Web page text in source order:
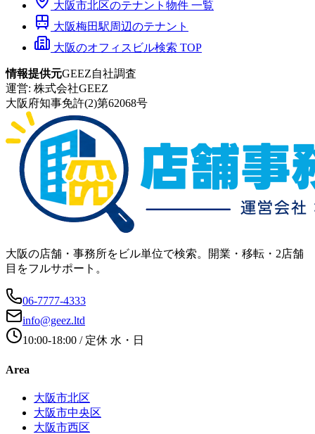
大阪市北区のテナント物件 一覧
大阪梅田駅周辺のテナント
大阪のオフィスビル検索 TOP
情報提供元GEEZ自社調査
運営: 株式会社GEEZ
大阪府知事免許(2)第62068号
大阪の店舗・事務所をビル単位で検索。開業・移転・2店舗
目をフルサポート。
06-7777-4333
info@geez.ltd
10:00-18:00 / 定休 水・日
Area
大阪市北区
大阪市中央区
大阪市西区